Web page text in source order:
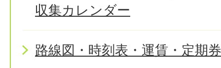
収集カレンダー
路線図・時刻表・運賃・定期券